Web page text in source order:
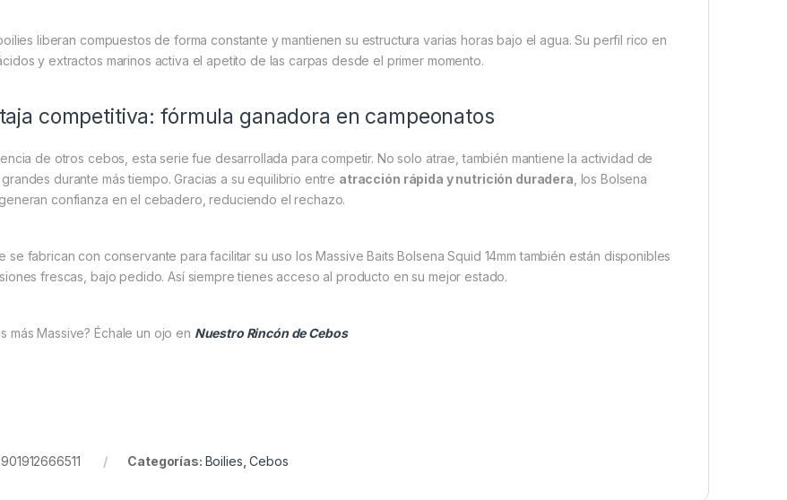
liberan compuestos de forma constante y mantienen su estructura varias horas bajo el agua. Su perfil rico en
y extractos marinos activa el apetito de las carpas desde el primer momento.
competitiva: fórmula ganadora en campeonatos
de otros cebos, esta serie fue desarrollada para competir. No solo atrae, también mantiene la actividad de
durante más tiempo. Gracias a su equilibrio entre atracción rápida y nutrición duradera , los Bolsena
confianza en el cebadero, reduciendo el rechazo.
se fabrican con conservante para facilitar su uso los Massive Baits Bolsena Squid 14mm también están disponibles
frescas, bajo pedido. Así siempre tienes acceso al producto en su mejor estado.
más Massive? Échale un ojo en Nuestro Rincón de Cebos
Categorías: Boilies ,Cebos